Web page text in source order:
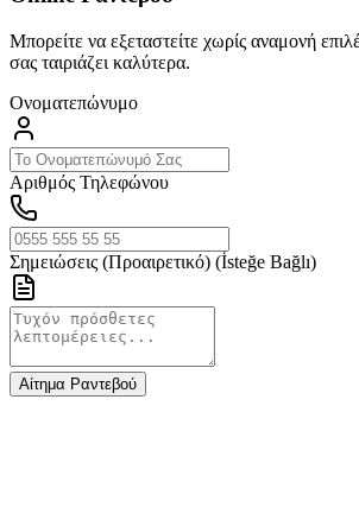
Μπορείτε να εξεταστείτε χωρίς αναμονή
σας ταιριάζει καλύτερα.
Ονοματεπώνυμο
Αριθμός Τηλεφώνου
Σημειώσεις (Προαιρετικό) (İsteğe Bağlı)
Αίτημα Ραντεβού